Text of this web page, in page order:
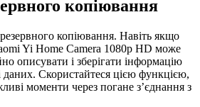
копіювання
копіювання. Навіть якщо
Yi Home Camera 1080p HD може
описувати і зберігати інформацію
Скористайтеся цією функцією,
моменти через погане з’єднання з